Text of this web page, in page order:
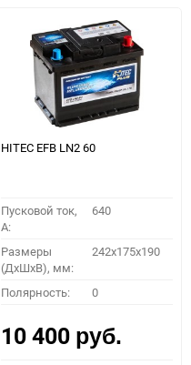
HITEC EFB LN2 60
Пусковой ток,
A:
640
Размеры
(ДхШхВ), мм:
242x175x190
Полярность: 0
10 400 руб.